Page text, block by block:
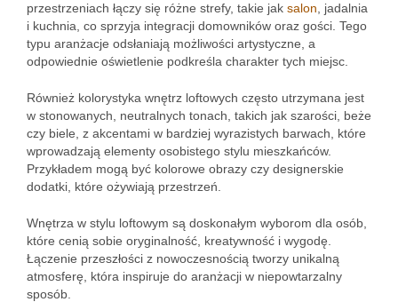
przestrzeniach łączy się różne strefy, takie jak salon , jadalnia
i kuchnia, co sprzyja integracji domowników oraz gości. Tego
typu aranżacje odsłaniają możliwości artystyczne, a
odpowiednie oświetlenie podkreśla charakter tych miejsc.
Również kolorystyka wnętrz loftowych często utrzymana jest
w stonowanych, neutralnych tonach, takich jak szarości, beże
czy biele, z akcentami w bardziej wyrazistych barwach, które
wprowadzają elementy osobistego stylu mieszkańców.
Przykładem mogą być kolorowe obrazy czy designerskie
dodatki, które ożywiają przestrzeń.
Wnętrza w stylu loftowym są doskonałym wyborom dla osób,
które cenią sobie oryginalność, kreatywność i wygodę.
Łączenie przeszłości z nowoczesnością tworzy unikalną
atmosferę, która inspiruje do aranżacji w niepowtarzalny
sposób.